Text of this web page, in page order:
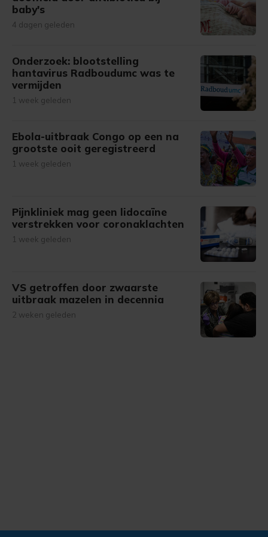
baby's
4 dagen geleden
Onderzoek: blootstelling
hantavirus Radboudumc was te
vermijden
1 week geleden
Ebola-uitbraak Congo op een na
grootste ooit geregistreerd
1 week geleden
Pijnkliniek mag geen lidocaïne
verstrekken voor coronaklachten
1 week geleden
VS getroffen door zwaarste
uitbraak mazelen in decennia
2 weken geleden